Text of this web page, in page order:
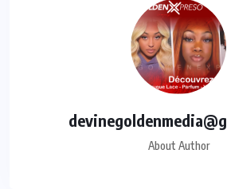
About Author